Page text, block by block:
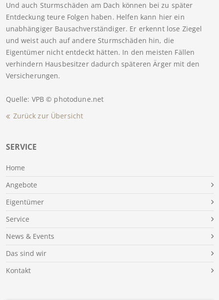
SERVICE
Home
Angebote
Eigentümer
Service
News & Events
Das sind wir
Kontakt
Und auch Sturmschäden am Dach können bei zu später
Entdeckung teure Folgen haben. Helfen kann hier ein
unabhängiger Bausachverständiger. Er erkennt lose Ziegel
und weist auch auf andere Sturmschäden hin, die
Eigentümer nicht entdeckt hätten. In den meisten Fällen
verhindern Hausbesitzer dadurch späteren Ärger mit den
Versicherungen.
Quelle: VPB © photodune.net
Zurück zur Übersicht